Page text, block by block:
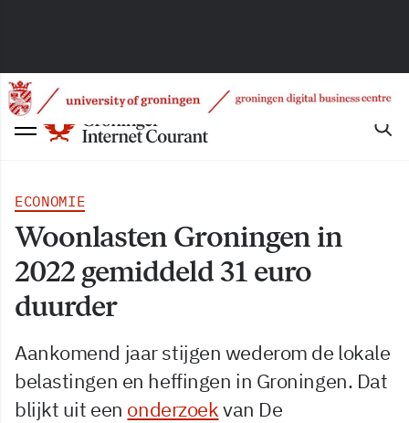
ECONOMIE
Woonlasten Groningen in
2022 gemiddeld 31 euro
duurder
Aankomend jaar stijgen wederom de lokale
belastingen en heffingen in Groningen. Dat
blijkt uit een onderzoekvan De